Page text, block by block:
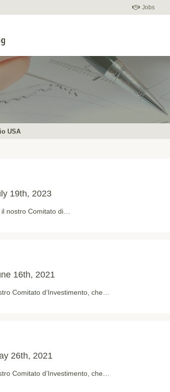
Jobs
USA
19th, 2023
nostro Comitato di…
16th, 2021
Comitato d’Investimento, che…
26th, 2021
Comitato d’Investimento, che…